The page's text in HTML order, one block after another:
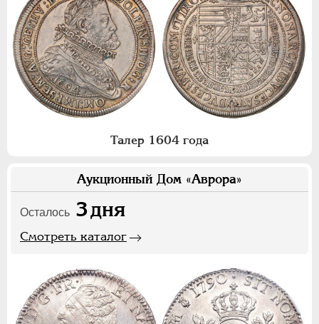
Талер 1604 года
Аукционный Дом «Аврора»
Осталось 3дня
Смотреть каталог